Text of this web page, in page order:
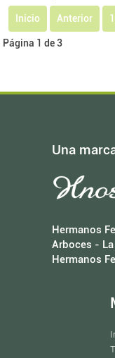
Inicio Anterior 1
Página 1 de 3
Una
Hermanos
Arboces -
Hermanos